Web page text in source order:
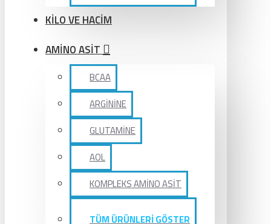
KİLO VE HACİM
AMİNO ASİT
BCAA
ARGİNİNE
GLUTAMİNE
AOL
KOMPLEKS AMİNO ASİT
TÜM ÜRÜNLERİ GÖSTER